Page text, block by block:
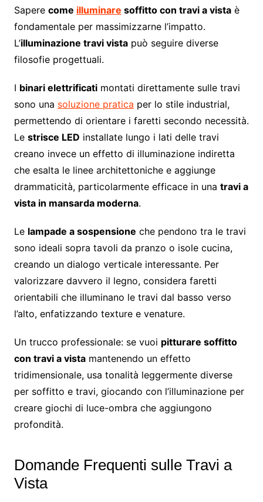
Sapere come illuminare soffitto con travi a vistaè
fondamentale per massimizzarne l’impatto.
L’illuminazione travi vistapuò seguire diverse
filosofie progettuali.
I binari elettrificatimontati direttamente sulle travi
sono una soluzione pratica per lo stile industrial,
permettendo di orientare i faretti secondo necessità.
Le strisce LED installate lungo i lati delle travi
creano invece un effetto di illuminazione indiretta
che esalta le linee architettoniche e aggiunge
drammaticità, particolarmente efficace in una travi a
vista in mansarda moderna.
Le lampade a sospensione che pendono tra le travi
sono ideali sopra tavoli da pranzo o isole cucina,
creando un dialogo verticale interessante. Per
valorizzare davvero il legno, considera faretti
orientabili che illuminano le travi dal basso verso
l’alto, enfatizzando texture e venature.
Un trucco professionale: se vuoi pitturare soffitto
con travi a vistamantenendo un effetto
tridimensionale, usa tonalità leggermente diverse
per soffitto e travi, giocando con l’illuminazione per
creare giochi di luce-ombra che aggiungono
profondità.
Domande Frequenti sulle Travi a
Vista